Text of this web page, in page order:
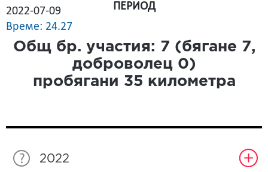
2022-07-09
Време: 24.27
ПЕРИОД
Общ бр. участия: 7 (бягане 7,
доброволец 0)
пробягани 35 километра
2022